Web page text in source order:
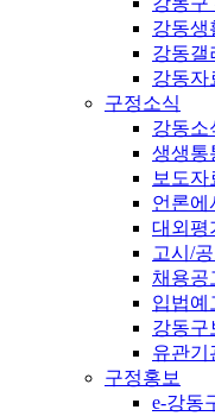
강동생
강동갤
강동자
구정소식
강동소
생생통
보도자
언론에
대외평
고시/
채용공
입법예
강동구
유관기
구정홍보
e-강동